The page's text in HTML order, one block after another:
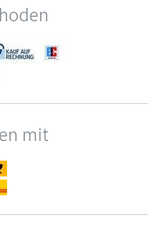
mit